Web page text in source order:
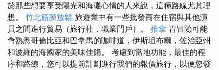
於那些想要享受陽光和海灘心情的人來說，這種路線尤其理
想。 竹北筋膜放鬆 旅遊業中有一些批發商在住宿與其他演
員之間進行貿易（旅行社，職業門戶）。 推拿 胃冒險可能
會熟悉哥倫比亞和巴拿馬的咖啡道，伊斯坦布爾，佐治亞州
和波羅的海國家的美味佳餚。 考慮到當地功能，最佳的程
序和路線，您可以提前計劃進行我們的報價旅行，以便您發